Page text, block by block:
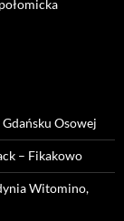
Osowej
– Fikakowo
Witomino,